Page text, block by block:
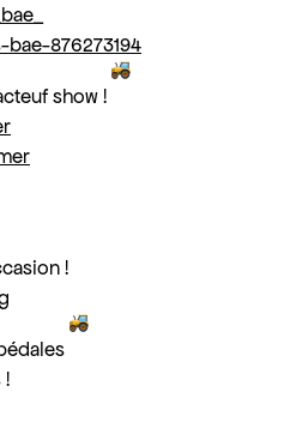
876273194
show !
!
!